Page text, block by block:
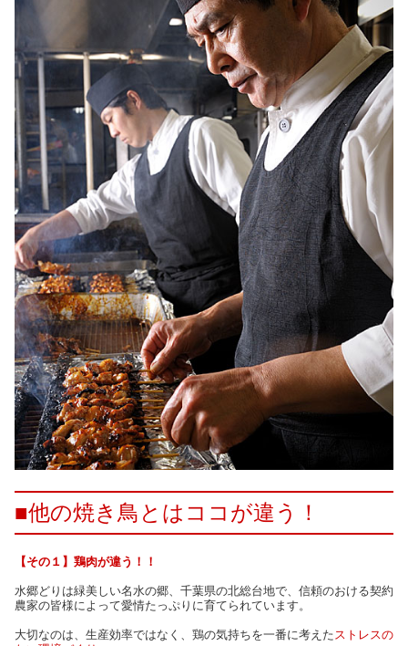
■他の焼き鳥とはココが違う！
【その１】鶏肉が違う！！
水郷どりは緑美しい名水の郷、千葉県の北総台地で、信頼のおける契約
農家の皆様によって愛情たっぷりに育てられています。
大切なのは、生産効率ではなく、鶏の気持ちを一番に考えたストレスの